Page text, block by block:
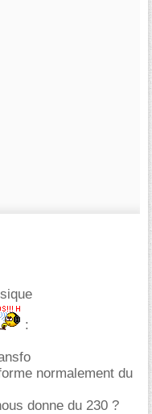
:
normalement du
donne du 230 ?